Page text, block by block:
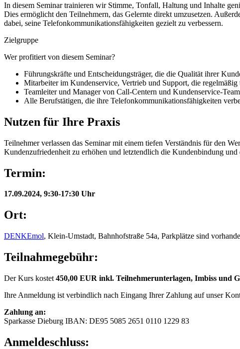
In diesem Seminar trainieren wir Stimme, Tonfall, Haltung und Inhalte
Dies ermöglicht den Teilnehmern, das Gelernte direkt umzusetzen.
dabei, seine Telefonkommunikationsfähigkeiten gezielt zu verbessern.
Zielgruppe
Wer profitiert von diesem Seminar?
Führungskräfte und Entscheidungsträger, die die Qualität ihrer
Mitarbeiter im Kundenservice, Vertrieb und Support, die
Teamleiter und Manager von Call-Centern und Kundenservice-
Alle Berufstätigen, die ihre Telefonkommunikationsfähigkeiten
Nutzen für Ihre Praxis
Teilnehmer verlassen das Seminar mit einem tiefen Verständnis für den
Kundenzufriedenheit zu erhöhen und letztendlich die Kundenbindung und
Termin:
17.09.2024, 9:30-17:30 Uhr
Ort:
DENKEmol, Klein-Umstadt, Bahnhofstraße 54a, Parkplätze sind
Teilnahmegebühr:
Der Kurs kostet 450,00 EUR inkl. Teilnehmerunterlagen, Imbiss und
Ihre Anmeldung ist verbindlich nach Eingang Ihrer Zahlung auf unser
Zahlung an:
Sparkasse Dieburg IBAN: DE95 5085 2651 0110 1229 83
Anmeldeschluss: